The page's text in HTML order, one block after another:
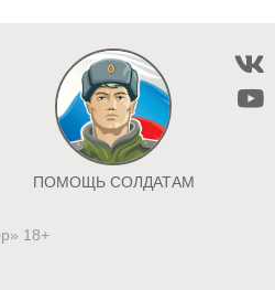
ПОМОЩЬ СОЛДАТАМ
18+